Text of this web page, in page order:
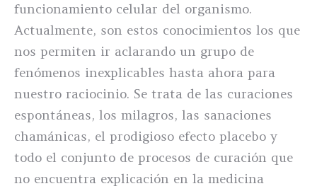
funcionamiento celular del organismo.
Actualmente, son estos conocimientos los que
nos permiten ir aclarando un grupo de
fenómenos inexplicables hasta ahora para
nuestro raciocinio. Se trata de las curaciones
espontáneas, los milagros, las sanaciones
chamánicas, el prodigioso efecto placebo y
todo el conjunto de procesos de curación que
no encuentra explicación en la medicina